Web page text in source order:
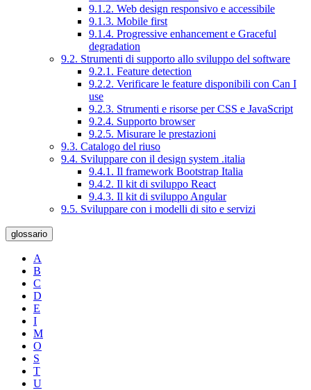
9.1.2. Web design responsivo e accessibile
9.1.3. Mobile first
9.1.4. Progressive enhancement e Graceful
degradation
9.2. Strumenti di supporto allo sviluppo del software
9.2.1. Feature detection
9.2.2. Verificare le feature disponibili con Can I
use
9.2.3. Strumenti e risorse per CSS e JavaScript
9.2.4. Supporto browser
9.2.5. Misurare le prestazioni
9.3. Catalogo del riuso
9.4. Sviluppare con il design system .italia
9.4.1. Il framework Bootstrap Italia
9.4.2. Il kit di sviluppo React
9.4.3. Il kit di sviluppo Angular
9.5. Sviluppare con i modelli di sito e servizi
glossario
A
B
C
D
E
I
M
O
S
T
U